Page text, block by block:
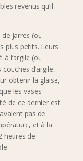
revenus qu’il
jarres (ou
plus petits. Leurs
l’argile (ou
d’argile,
obtenir la glaise,
les vases
de ce dernier est
pas de
et à la
heures de